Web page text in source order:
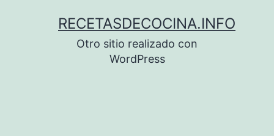
RECETASDECOCINA.INFO
Otro sitio realizado con
WordPress